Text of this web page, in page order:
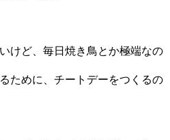
けど、毎日焼き鳥とか極端なの
ために、チートデーをつくるの